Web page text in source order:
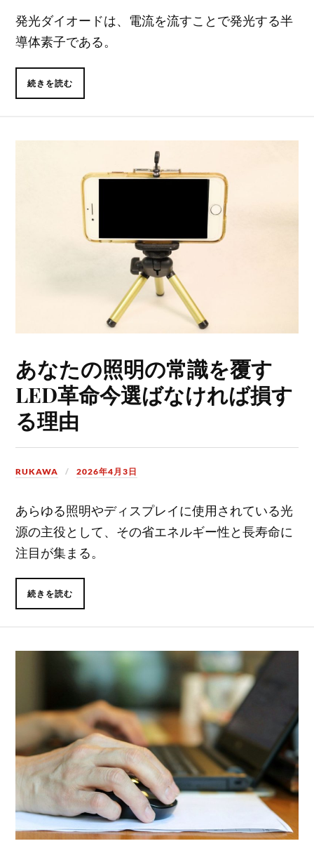
発光ダイオードは、電流を流すことで発光する半
導体素子である。
続きを読む
あなたの照明の常識を覆す
LED革命今選ばなければ損す
る理由
RUKAWA 2026年4月3日
あらゆる照明やディスプレイに使用されている光
源の主役として、その省エネルギー性と長寿命に
注目が集まる。
続きを読む